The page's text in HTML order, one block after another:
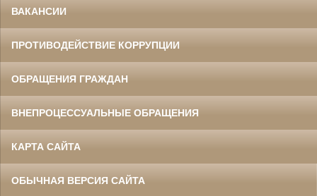
ВАКАНСИИ
ПРОТИВОДЕЙСТВИЕ КОРРУПЦИИ
ОБРАЩЕНИЯ ГРАЖДАН
ВНЕПРОЦЕССУАЛЬНЫЕ ОБРАЩЕНИЯ
КАРТА САЙТА
ОБЫЧНАЯ ВЕРСИЯ САЙТА